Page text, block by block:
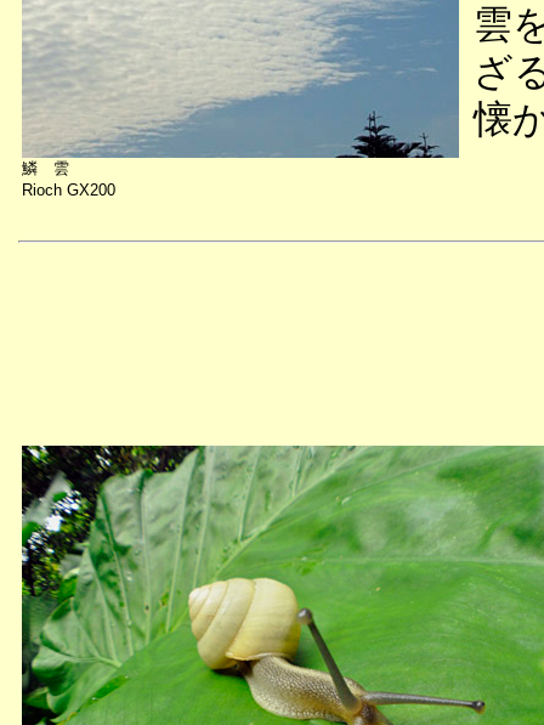
鱗 雲
Rioch GX200
雲
ざ
懐